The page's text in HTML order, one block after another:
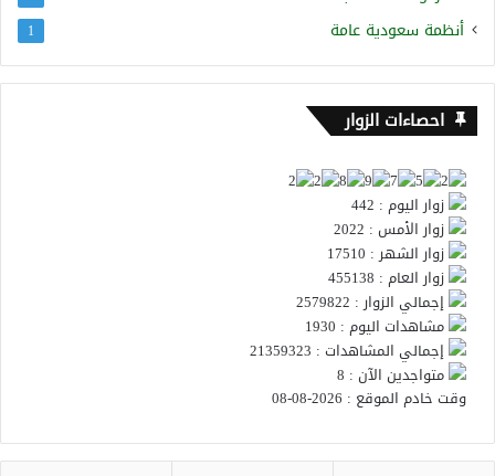
أنظمة سعودية عامة 1
احصاءات الزوار
زوار اليوم : 442
زوار الأمس : 2022
زوار الشهر : 17510
زوار العام : 455138
إجمالي الزوار : 2579822
مشاهدات اليوم : 1930
إجمالي المشاهدات : 21359323
متواجدين الآن : 8
وقت خادم الموقع : 2026-08-08